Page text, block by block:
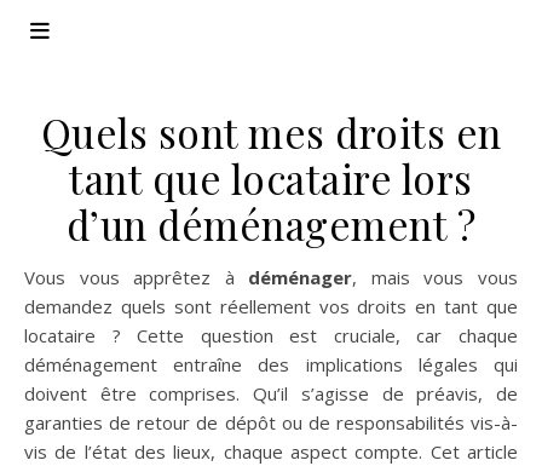
Quels sont mes droits en
tant que locataire lors
d’un déménagement ?
Vous vous apprêtez à déménager, mais vous vous
demandez quels sont réellement vos droits en tant que
locataire ? Cette question est cruciale, car chaque
déménagement entraîne des implications légales qui
doivent être comprises. Qu’il s’agisse de préavis, de
garanties de retour de dépôt ou de responsabilités vis-à-
vis de l’état des lieux, chaque aspect compte. Cet article